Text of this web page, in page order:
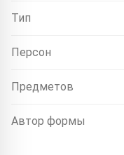
Тип
Персон
Предметов
Автор формы